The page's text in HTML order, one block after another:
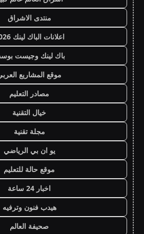
منتدى الاشراق
اعلانات الباك لينك 2026
باك لينك وجيست
موقع المشاريع
مصادر التعليم
خيال التقنية
مجلة تقنية
يو ان بي الرياضي
موقع حالة للتعليم
اخبار 24 ساعة
هيدب فنون وترفيه
صحيفة العالم